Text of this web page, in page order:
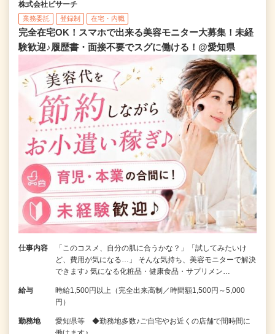
株式会社ビサーチ
業務委託 登録制 在宅・内職
完全在宅OK！スマホで出来る美容モニター大募集！未経
験歓迎♪履歴書・面接不要でスグに働ける！@愛知県
仕事内容
「このコスメ、自分の肌に合うかな？」「試してみたいけ
ど、費用が気になる…」 そんな気持ち、美容モニターで解決
できます♪ 気になる化粧品・健康食品・サプリメン…
給与
時給1,500円以上（完全出来高制／時間額1,500円～5,000
円）
勤務地
愛知県等 ◆勤務地多数♪ご自宅やお近くの店舗で間時間に